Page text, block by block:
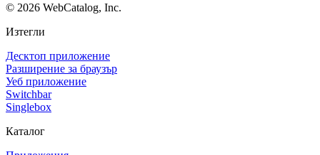
© 2026 WebCatalog, Inc.
Изтегли
Десктоп приложение
Разширение за браузър
Уеб приложение
Switchbar
Singlebox
Каталог